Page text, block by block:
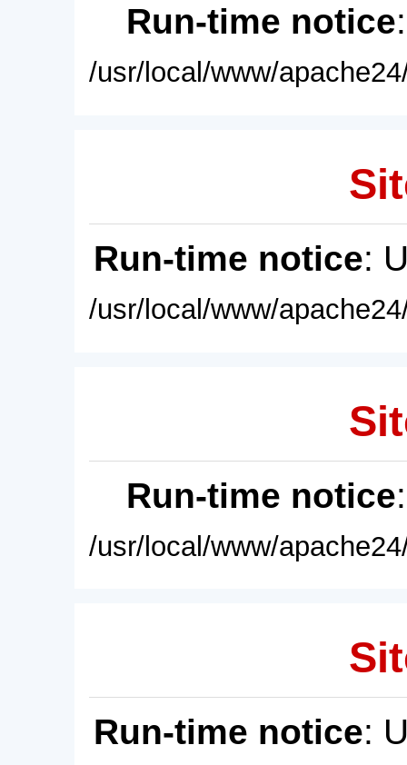
Run-time notice
/usr/local/www/
Run-time notice:
/usr/local/www/
Run-time notice
/usr/local/www/
Run-time notice: